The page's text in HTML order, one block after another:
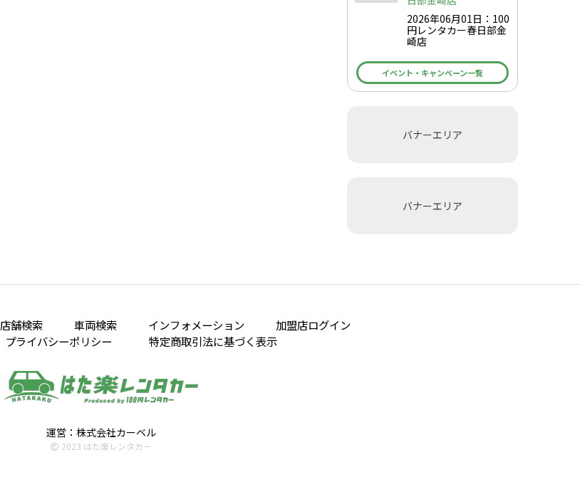
2026年06月01日：100
円レンタカー春日部金
崎店
イベント・キャンペーン一覧
バナーエリア
バナーエリア
店舗検索 車両検索 インフォメーション
加盟店ログイン
プライバシーポリシー 特定商取引法に基づく表示
運営：株式会社カーベル
2023 はた楽レンタカー